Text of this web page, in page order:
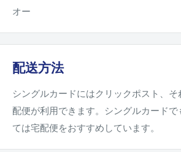
オー
配送方法
シングルカードにはクリックポスト、
配便が利用できます。シングルカード
ては宅配便をおすすめしています。